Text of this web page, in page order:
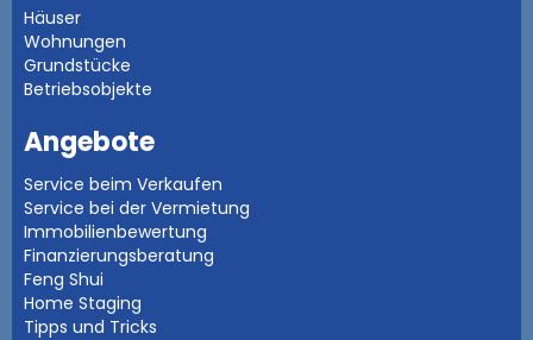
Häuser
Wohnungen
Grundstücke
Betriebsobjekte
Angebote
Service beim Verkaufen
Service bei der Vermietung
Immobilienbewertung
Finanzierungsberatung
Feng Shui
Home Staging
Tipps und Tricks